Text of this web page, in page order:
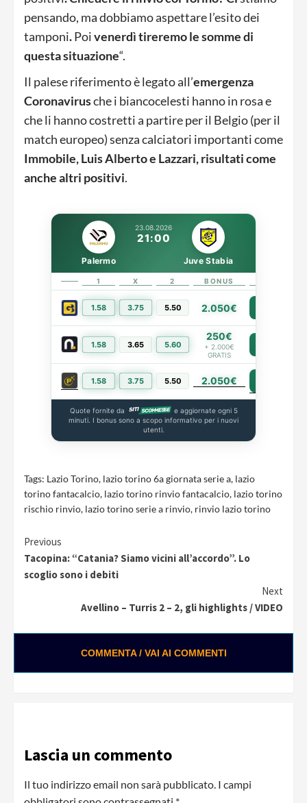
pensando, ma dobbiamo aspettare l’esito dei
tamponi.Poivenerdì tireremo le somme di
questa situazione“.
Il palese riferimento è legato all’emergenza
Coronavirusche i biancocelesti hanno in rosa e
che li hanno costretti a partire per il Belgio (per il
match europeo) senza calciatori importanti come
Immobile, Luis Alberto e Lazzari, risultati come
anche altri positivi.
23.08.2026
21:00
Palermo Juve Stabia
1 X 2 BONUS
1.58 3.75 5.50 2.050€
1.58 3.65 5.60
250€
+ 2.000€
GRATIS
1.58 3.75 5.50 2.050€
Quote fornite da
e aggiornate ogni 5
minuti. I bonus sono a scopo informativo per i nuovi
utenti.
Tags: Lazio Torino, lazio torino 6a giornata serie a, lazio
torino fantacalcio, lazio torino rinvio fantacalcio, lazio torino
rischio rinvio, lazio torino serie a rinvio, rinvio lazio torino
Continue
Reading
Previous
Tacopina: “Catania? Siamo vicini all’accordo”. Lo
scoglio sono i debiti
Next
Avellino – Turris 2 – 2, gli highlights / VIDEO
COMMENTA / VAI AI COMMENTI
Lascia un commento
Il tuo indirizzo email non sarà pubblicato. I campi